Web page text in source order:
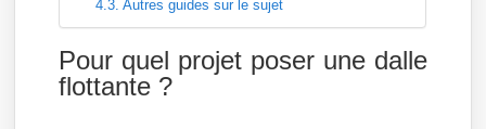
Autres guides sur le sujet
Pour quel projet poser une dalle
flottante ?